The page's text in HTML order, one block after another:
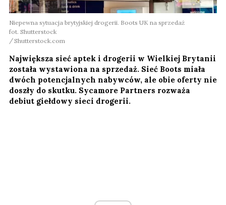
Niepewna sytuacja brytyjskiej drogerii. Boots UK na sprzedaż
fot. Shutterstock
Shutterstock.com
Największa sieć aptek i drogerii w Wielkiej Brytanii
została wystawiona na sprzedaż. Sieć Boots miała
dwóch potencjalnych nabywców, ale obie oferty nie
doszły do skutku. Sycamore Partners rozważa
debiut giełdowy sieci drogerii.